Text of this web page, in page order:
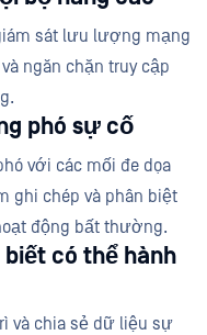
sát lưu lượng mạng
ngăn chặn truy cập
phó sự cố
với các mối đe dọa
ghi chép và phân biệt
động bất thường.
có thể hành
và chia sẻ dữ liệu sự